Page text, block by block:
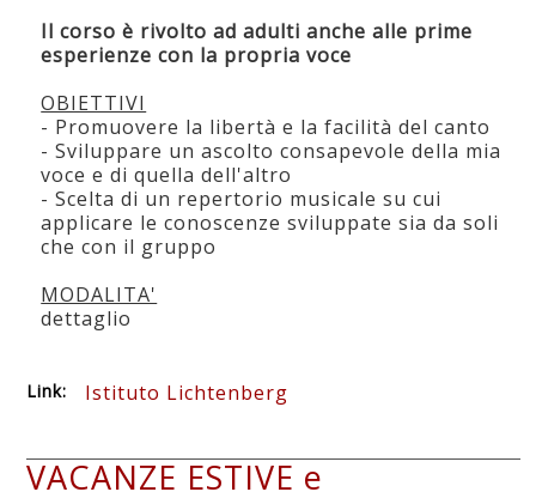
Il corso è rivolto ad adulti anche alle prime
esperienze con la propria voce
OBIETTIVI
- Promuovere la libertà e la facilità del canto
- Sviluppare un ascolto consapevole della mia
voce e di quella dell'altro
- Scelta di un repertorio musicale su cui
applicare le conoscenze sviluppate sia da soli
che con il gruppo
MODALITA'
dettaglio
Link: Istituto Lichtenberg
VACANZE ESTIVE e